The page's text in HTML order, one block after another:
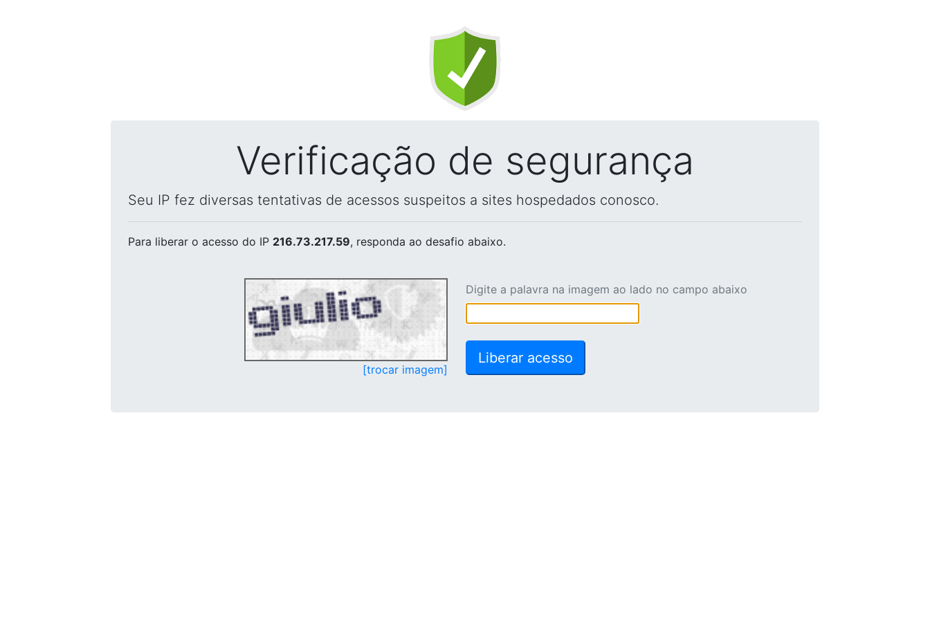
Verificação de segurança
Seu IP fez diversas tentativas de acessos suspeitos a sites hospedados conosco.
Para liberar o acesso do IP 216.73.217.59, responda ao desafio abaixo.
[trocar imagem]
Digite a palavra na imagem ao lado no campo abaixo